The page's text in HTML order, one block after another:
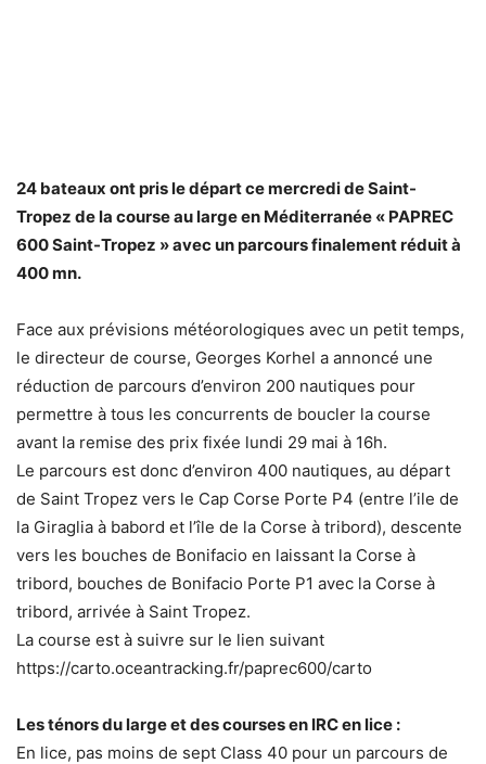
24 bateaux ont pris le départ ce mercredi de Saint-
Tropez de la course au large en Méditerranée « PAPREC
600 Saint-Tropez » avec un parcours finalement réduit à
400 mn.
Face aux prévisions météorologiques avec un petit temps,
le directeur de course, Georges Korhel a annoncé une
réduction de parcours d’environ 200 nautiques pour
permettre à tous les concurrents de boucler la course
avant la remise des prix fixée lundi 29 mai à 16h.
Le parcours est donc d’environ 400 nautiques, au départ
de Saint Tropez vers le Cap Corse Porte P4 (entre l’ile de
la Giraglia à babord et l’île de la Corse à tribord), descente
vers les bouches de Bonifacio en laissant la Corse à
tribord, bouches de Bonifacio Porte P1 avec la Corse à
tribord, arrivée à Saint Tropez.
La course est à suivre sur le lien suivant
https://carto.oceantracking.fr/paprec600/carto
Les ténors du large et des courses en IRC en lice :
En lice, pas moins de sept Class 40 pour un parcours de